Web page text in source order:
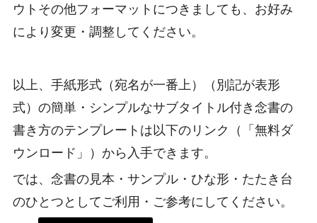
ウトその他フォーマットにつきましても、お好み
により変更・調整してください。
以上、手紙形式（宛名が一番上）（別記が表形
式）の簡単・シンプルなサブタイトル付き念書の
書き方のテンプレートは以下のリンク（「無料ダ
ウンロード」）から入手できます。
では、念書の見本・サンプル・ひな形・たたき台
のひとつとしてご利用・ご参考にしてください。